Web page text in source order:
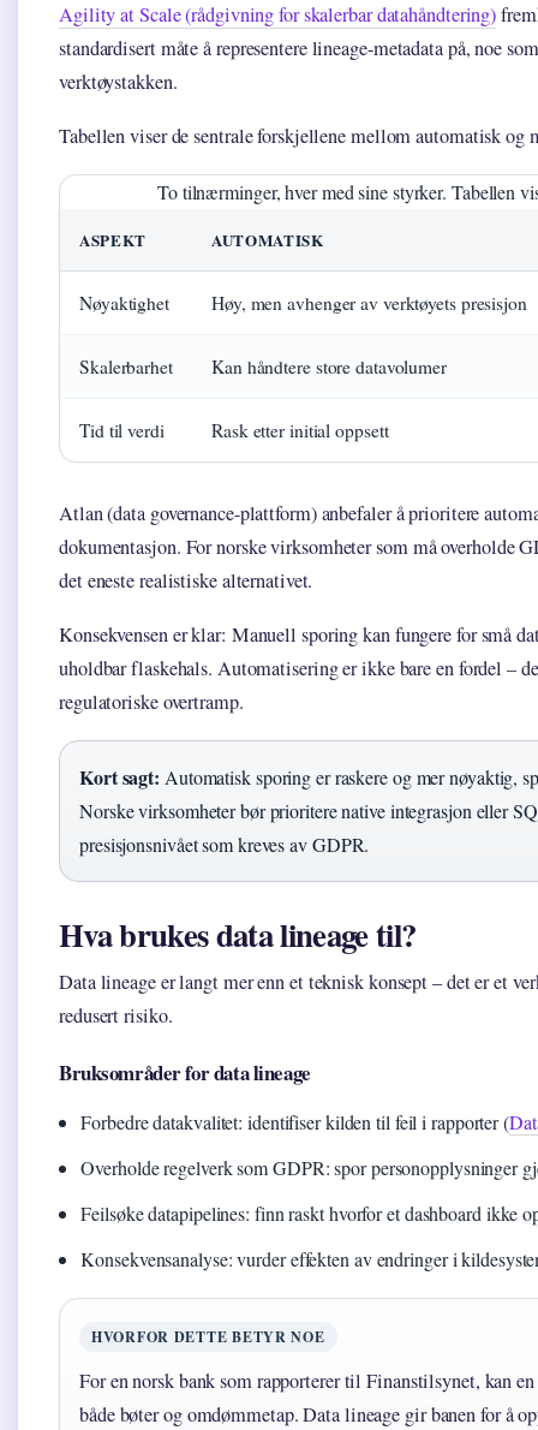
Agility at Scale (rådgivning for skalerbar datahåndtering)
standardisert måte å representere lineage-metadata på, noe
verktøystakken.
Tabellen viser de sentrale forskjellene mellom automatisk og
To tilnærminger, hver med sine styrker. Tabellen
ASPEKT AUTOMATISK
Nøyaktighet Høy, men avhenger av verktøyets presisjon
Skalerbarhet Kan håndtere store datavolumer
Tid til verdi Rask etter initial oppsett
Atlan (data governance-plattform) anbefaler å prioritere
dokumentasjon. For norske virksomheter som må overholde
det eneste realistiske alternativet.
Konsekvensen er klar: Manuell sporing kan fungere for små
uholdbar flaskehals. Automatisering er ikke bare en fordel –
regulatoriske overtramp.
Kort sagt: Automatisk sporing er raskere og mer nøyaktig,
Norske virksomheter bør prioritere native integrasjon eller
presisjonsnivået som kreves av GDPR.
Hva brukes data lineage til?
Data lineage er langt mer enn et teknisk konsept – det er et
redusert risiko.
Bruksområder for data lineage
Forbedre datakvalitet: identifiser kilden til feil i rapporter (
Overholde regelverk som GDPR: spor personopplysninger
Feilsøke datapipelines: finn raskt hvorfor et dashboard ikke
Konsekvensanalyse: vurder effekten av endringer i
HVORFOR DETTE BETYR NOE
For en norsk bank som rapporterer til Finanstilsynet, kan
både bøter og omdømmetap. Data lineage gir banen for å